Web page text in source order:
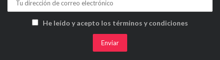
He leído y acepto los términos y condiciones